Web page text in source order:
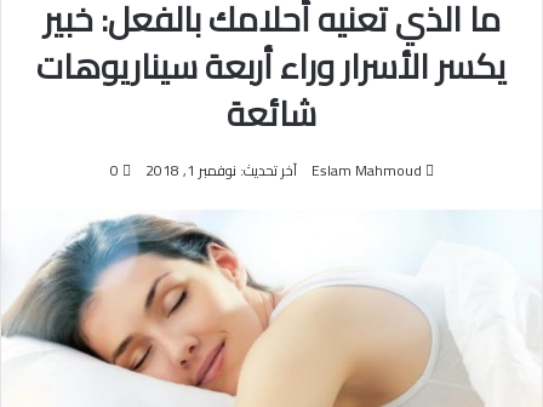
ما الذي تعنيه أحلامك بالفعل: خبير
يكسر الأسرار وراء أربعة سيناريوهات
شائعة
Eslam Mahmoud آخر تحديث: نوفمبر 1, 2018 0